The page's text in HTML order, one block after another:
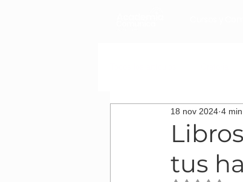
Cómo desarrollar tu carrera
tus
18 nov 2024 4